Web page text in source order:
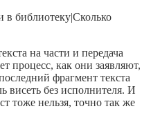
библиотеку|Сколько
на части и передача
процесс, как они заявляют,
фрагмент текста
висеть без исполнителя. И
тоже нельзя, точно так же